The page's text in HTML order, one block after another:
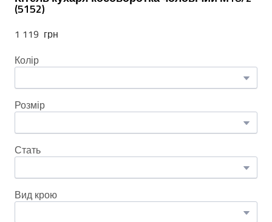
(5152)
1 119  грн
Колір
Розмір
Стать
Вид крою